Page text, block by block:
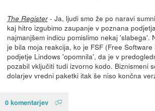
The Register- Ja, ljudi smo že po naravi
kaj hitro izgubimo zaupanje v poznana
najmanjšem indicu pomislimo nekaj 'slabega'.
je bila moja reakcija, ko je FSF (Free Software
podjetje Lindows 'opomnila', da je v
pozabil vključiti tudi izvorno kodo. Biznismeni
dolarjev vredni paketki itak še niso končna
0 komentarjev